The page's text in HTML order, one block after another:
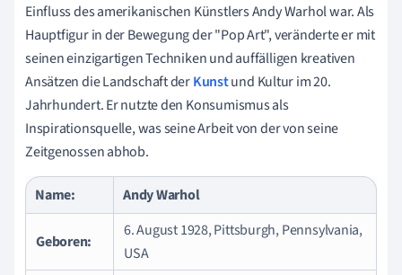
Einfluss des amerikanischen Künstlers Andy Warhol war. Als
Hauptfigur in der Bewegung der "Pop Art", veränderte er mit
seinen einzigartigen Techniken und auffälligen kreativen
Ansätzen die Landschaft derKunstund Kultur im 20.
Jahrhundert. Er nutzte den Konsumismus als
Inspirationsquelle, was seine Arbeit von der von seine
Zeitgenossen abhob.
Name: Andy Warhol
Geboren:
6. August 1928, Pittsburgh, Pennsylvania,
USA